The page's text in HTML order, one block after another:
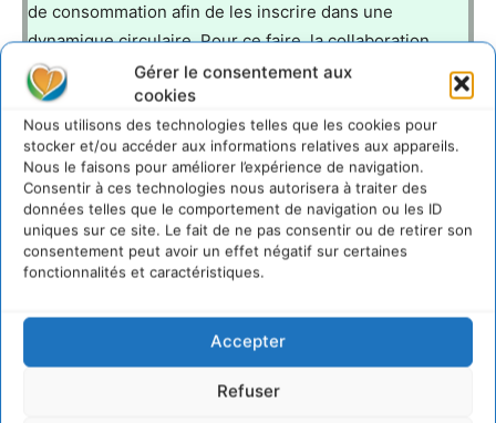
Gérer le consentement aux
cookies
Nous utilisons des technologies telles que les cookies pour
stocker et/ou accéder aux informations relatives aux appareils.
Nous le faisons pour améliorer l’expérience de navigation.
Consentir à ces technologies nous autorisera à traiter des
données telles que le comportement de navigation ou les ID
uniques sur ce site. Le fait de ne pas consentir ou de retirer son
consentement peut avoir un effet négatif sur certaines
fonctionnalités et caractéristiques.
Accepter
Refuser
de consommation afin de les inscrire dans une
dynamique circulaire. Pour ce faire, la collaboration
entre tous les maillons de la chaîne de valeur est
indispensable. Circul’R crée les conditions de cette
collaboration en permettant aux acteurs économiques
(grandes entreprises, collectivités, institutions…) de co-
construire des solutions de long terme avec leur
écosystème (fournisseurs, distributeurs, concurrents,
porteurs de solutions…) grâce à la constitution de
coalitions d’action ou de réflexion.
https://www.circul-r.com/